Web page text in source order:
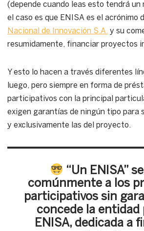
(depende cuando leas esto tendrá un
el caso es que ENISA es el acrónimo
Nacional de Innovación S.A. y su
resumidamente, financiar proyectos
Y esto lo hacen a través diferentes
luego, pero siempre en forma de
participativos con la principal
exigen garantías de ningún tipo para
y exclusivamente las del proyecto.
“Un ENISA”
comúnmente a los
participativos sin
concede la entidad
ENISA, dedicada a